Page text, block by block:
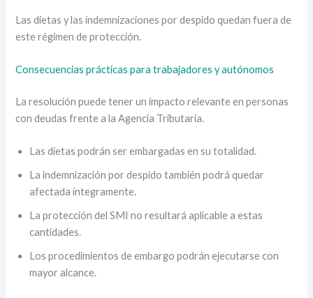
Las dietas y las indemnizaciones por despido quedan fuera de
este régimen de protección.
Consecuencias prácticas para trabajadores y autónomos
La resolución puede tener un impacto relevante en personas
con deudas frente a la Agencia Tributaria.
Las dietas podrán ser embargadas en su totalidad.
La indemnización por despido también podrá quedar
afectada íntegramente.
La protección del SMI no resultará aplicable a estas
cantidades.
Los procedimientos de embargo podrán ejecutarse con
mayor alcance.